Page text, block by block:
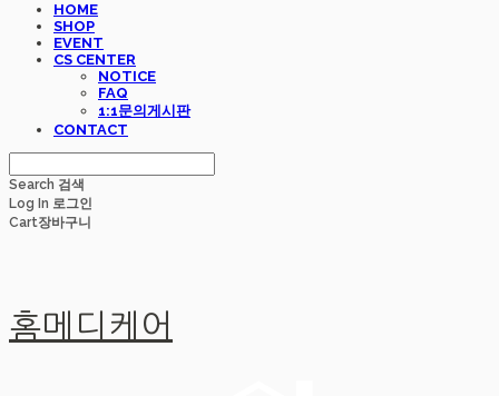
HOME
SHOP
EVENT
CS CENTER
NOTICE
FAQ
1:1문의게시판
CONTACT
Search 검색
Log In 로그인
Cart장바구니
홈메디케어